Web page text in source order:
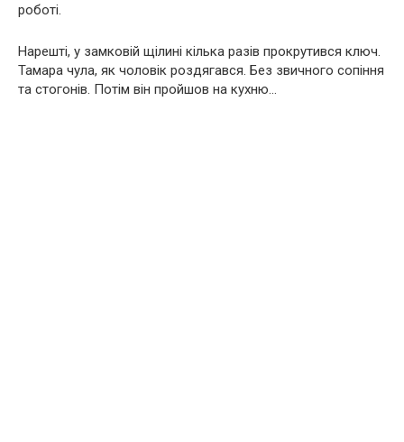
роботі.
Нарешті, у замковій щілині кілька разів прокрутився ключ.
Тамара чула, як чоловік роздягався. Без звичного сопіння
та стогонів. Потім він пройшов на кухню…